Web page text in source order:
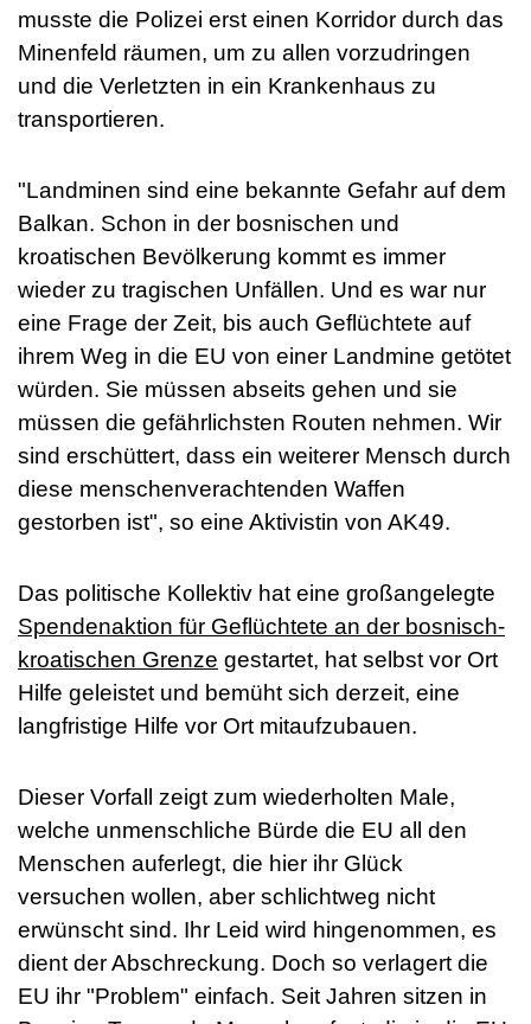
musste die Polizei erst einen Korridor durch das
Minenfeld räumen, um zu allen vorzudringen
und die Verletzten in ein Krankenhaus zu
transportieren.
"Landminen sind eine bekannte Gefahr auf dem
Balkan. Schon in der bosnischen und
kroatischen Bevölkerung kommt es immer
wieder zu tragischen Unfällen. Und es war nur
eine Frage der Zeit, bis auch Geflüchtete auf
ihrem Weg in die EU von einer Landmine getötet
würden. Sie müssen abseits gehen und sie
müssen die gefährlichsten Routen nehmen. Wir
sind erschüttert, dass ein weiterer Mensch durch
diese menschenverachtenden Waffen
gestorben ist", so eine Aktivistin von AK49.
Das politische Kollektiv hat eine großangelegte
Spendenaktion für Geflüchtete an der bosnisch-
kroatischen Grenze gestartet, hat selbst vor Ort
Hilfe geleistet und bemüht sich derzeit, eine
langfristige Hilfe vor Ort mitaufzubauen.
Dieser Vorfall zeigt zum wiederholten Male,
welche unmenschliche Bürde die EU all den
Menschen auferlegt, die hier ihr Glück
versuchen wollen, aber schlichtweg nicht
erwünscht sind. Ihr Leid wird hingenommen, es
dient der Abschreckung. Doch so verlagert die
EU ihr "Problem" einfach. Seit Jahren sitzen in